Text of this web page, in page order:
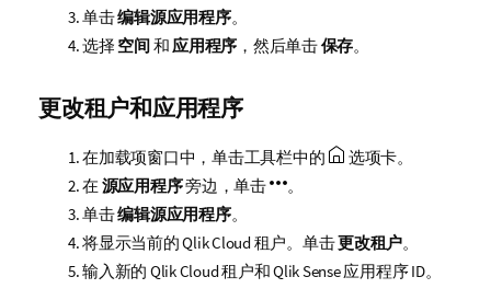
单击编辑源应用程序。
选择 空间和 应用程序 ，然后单击保存。
更改租户和应用程序
在加载项窗口中，单击工具栏中的
选项卡。
在 源应用程序旁边，单击
。
单击编辑源应用程序。
将显示当前的Qlik Cloud 租户。单击更改租户。
输入新的 Qlik Cloud租户和Qlik Sense应用程序 ID。